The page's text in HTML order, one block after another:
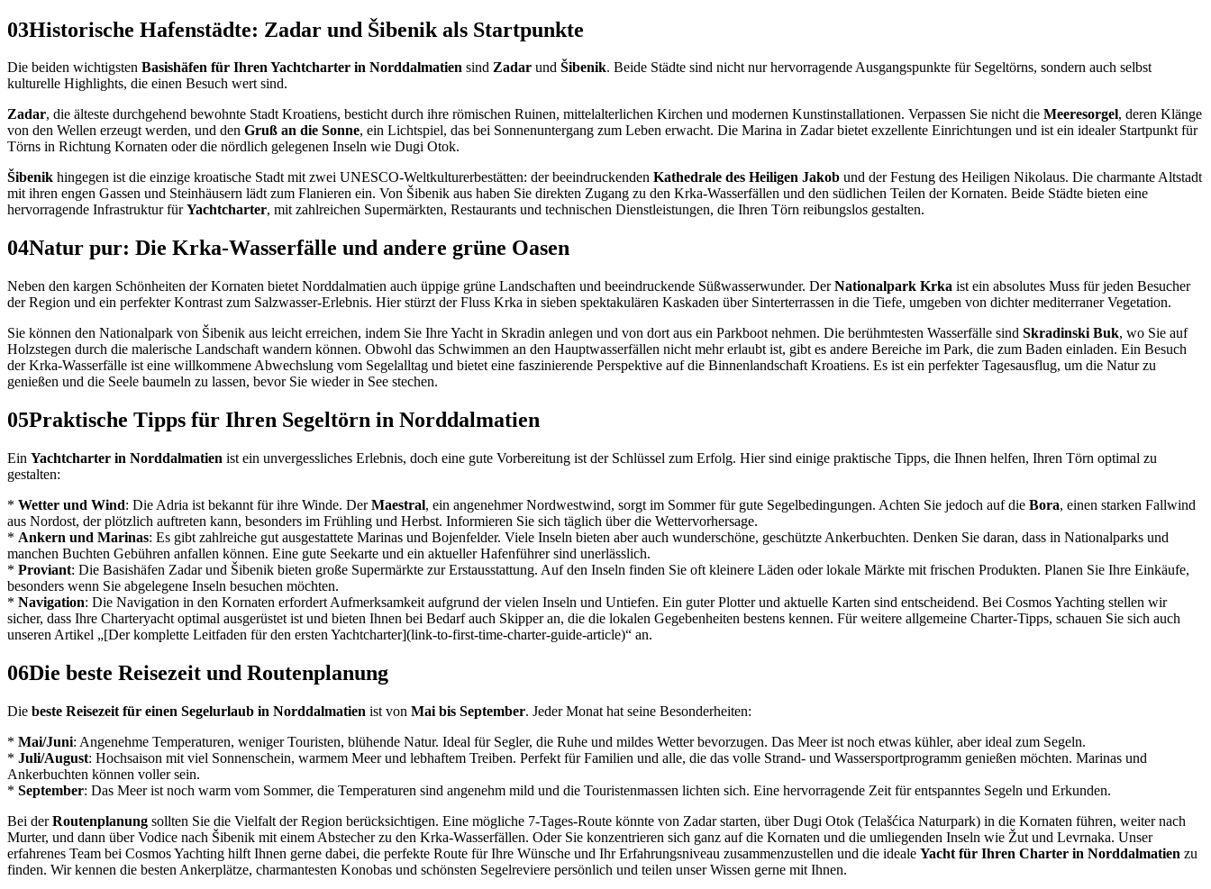
03Historische Hafenstädte: Zadar und Šibenik als Startpunkte
Die beiden wichtigsten Basishäfen für Ihren Yachtcharter in Norddalmatien sind Zadar und Šibenik. Beide Städte sind nicht nur hervorragende Ausgangspunkte für Segeltörns, sondern auch selbst
kulturelle Highlights, die einen Besuch wert sind.
Zadar, die älteste durchgehend bewohnte Stadt Kroatiens, besticht durch ihre römischen Ruinen, mittelalterlichen Kirchen und modernen Kunstinstallationen. Verpassen Sie nicht die Meeresorgel, deren Klänge
von den Wellen erzeugt werden, und den Gruß an die Sonne, ein Lichtspiel, das bei Sonnenuntergang zum Leben erwacht. Die Marina in Zadar bietet exzellente Einrichtungen und ist ein idealer Startpunkt für
Törns in Richtung Kornaten oder die nördlich gelegenen Inseln wie Dugi Otok.
Šibenik hingegen ist die einzige kroatische Stadt mit zwei UNESCO-Weltkulturerbestätten: der beeindruckenden Kathedrale des Heiligen Jakob und der Festung des Heiligen Nikolaus. Die charmante Altstadt
mit ihren engen Gassen und Steinhäusern lädt zum Flanieren ein. Von Šibenik aus haben Sie direkten Zugang zu den Krka-Wasserfällen und den südlichen Teilen der Kornaten. Beide Städte bieten eine
hervorragende Infrastruktur fürYachtcharter, mit zahlreichen Supermärkten, Restaurants und technischen Dienstleistungen, die Ihren Törn reibungslos gestalten.
04Natur pur: Die Krka-Wasserfälle und andere grüne Oasen
Neben den kargen Schönheiten der Kornaten bietet Norddalmatien auch üppige grüne Landschaften und beeindruckende Süßwasserwunder. DerNationalpark Krka ist ein absolutes Muss für jeden Besucher
der Region und ein perfekter Kontrast zum Salzwasser-Erlebnis. Hier stürzt der Fluss Krka in sieben spektakulären Kaskaden über Sinterterrassen in die Tiefe, umgeben von dichter mediterraner Vegetation.
Sie können den Nationalpark von Šibenik aus leicht erreichen, indem Sie Ihre Yacht in Skradin anlegen und von dort aus ein Parkboot nehmen. Die berühmtesten Wasserfälle sind Skradinski Buk, wo Sie auf
Holzstegen durch die malerische Landschaft wandern können. Obwohl das Schwimmen an den Hauptwasserfällen nicht mehr erlaubt ist, gibt es andere Bereiche im Park, die zum Baden einladen. Ein Besuch
der Krka-Wasserfälle ist eine willkommene Abwechslung vom Segelalltag und bietet eine faszinierende Perspektive auf die Binnenlandschaft Kroatiens. Es ist ein perfekter Tagesausflug, um die Natur zu
genießen und die Seele baumeln zu lassen, bevor Sie wieder in See stechen.
05Praktische Tipps für Ihren Segeltörn in Norddalmatien
Ein Yachtcharter in Norddalmatien ist ein unvergessliches Erlebnis, doch eine gute Vorbereitung ist der Schlüssel zum Erfolg. Hier sind einige praktische Tipps, die Ihnen helfen, Ihren Törn optimal zu
gestalten:
* Wetter und Wind: Die Adria ist bekannt für ihre Winde. DerMaestral, ein angenehmer Nordwestwind, sorgt im Sommer für gute Segelbedingungen. Achten Sie jedoch auf die Bora, einen starken Fallwind
aus Nordost, der plötzlich auftreten kann, besonders im Frühling und Herbst. Informieren Sie sich täglich über die Wettervorhersage.
* Ankern und Marinas: Es gibt zahlreiche gut ausgestattete Marinas und Bojenfelder. Viele Inseln bieten aber auch wunderschöne, geschützte Ankerbuchten. Denken Sie daran, dass in Nationalparks und
manchen Buchten Gebühren anfallen können. Eine gute Seekarte und ein aktueller Hafenführer sind unerlässlich.
* Proviant: Die Basishäfen Zadar und Šibenik bieten große Supermärkte zur Erstausstattung. Auf den Inseln finden Sie oft kleinere Läden oder lokale Märkte mit frischen Produkten. Planen Sie Ihre Einkäufe,
besonders wenn Sie abgelegene Inseln besuchen möchten.
* Navigation: Die Navigation in den Kornaten erfordert Aufmerksamkeit aufgrund der vielen Inseln und Untiefen. Ein guter Plotter und aktuelle Karten sind entscheidend. Bei Cosmos Yachting stellen wir
sicher, dass Ihre Charteryacht optimal ausgerüstet ist und bieten Ihnen bei Bedarf auch Skipper an, die die lokalen Gegebenheiten bestens kennen. Für weitere allgemeine Charter-Tipps, schauen Sie sich auch
unseren Artikel „[Der komplette Leitfaden für den ersten Yachtcharter](link-to-first-time-charter-guide-article)“ an.
06Die beste Reisezeit und Routenplanung
Die beste Reisezeit für einen Segelurlaub in Norddalmatien ist von Mai bis September. Jeder Monat hat seine Besonderheiten:
* Mai/Juni: Angenehme Temperaturen, weniger Touristen, blühende Natur. Ideal für Segler, die Ruhe und mildes Wetter bevorzugen. Das Meer ist noch etwas kühler, aber ideal zum Segeln.
* Juli/August: Hochsaison mit viel Sonnenschein, warmem Meer und lebhaftem Treiben. Perfekt für Familien und alle, die das volle Strand- und Wassersportprogramm genießen möchten. Marinas und
Ankerbuchten können voller sein.
* September: Das Meer ist noch warm vom Sommer, die Temperaturen sind angenehm mild und die Touristenmassen lichten sich. Eine hervorragende Zeit für entspanntes Segeln und Erkunden.
Bei derRoutenplanung sollten Sie die Vielfalt der Region berücksichtigen. Eine mögliche 7-Tages-Route könnte von Zadar starten, über Dugi Otok (Telašćica Naturpark) in die Kornaten führen, weiter nach
Murter, und dann über Vodice nach Šibenik mit einem Abstecher zu den Krka-Wasserfällen. Oder Sie konzentrieren sich ganz auf die Kornaten und die umliegenden Inseln wie Žut und Levrnaka. Unser
erfahrenes Team bei Cosmos Yachting hilft Ihnen gerne dabei, die perfekte Route für Ihre Wünsche und Ihr Erfahrungsniveau zusammenzustellen und die ideale Yacht für Ihren Charter in Norddalmatien zu
finden. Wir kennen die besten Ankerplätze, charmantesten Konobas und schönsten Segelreviere persönlich und teilen unser Wissen gerne mit Ihnen.